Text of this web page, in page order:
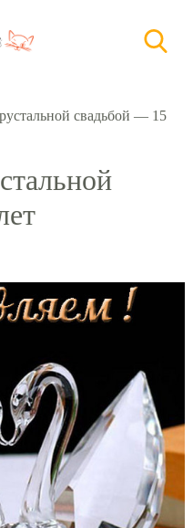
свадьбой — 15